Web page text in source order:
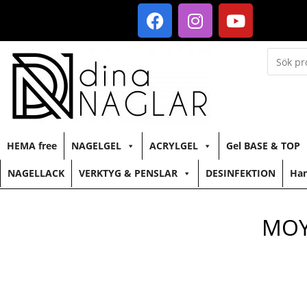
HEMA free NAGELGEL ACRYLGEL Gel BASE & TOP
NAGELLACK VERKTYG & PENSLAR DESINFEKTION